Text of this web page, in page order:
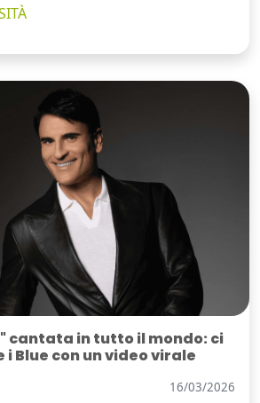
cantata in tutto il mondo: ci
Blue con un video virale
16/03/2026